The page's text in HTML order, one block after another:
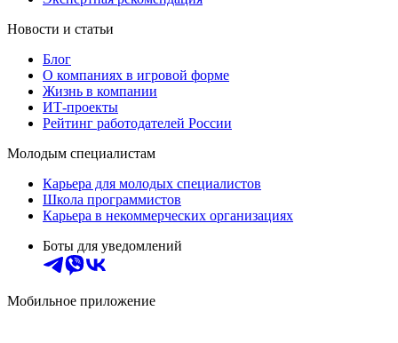
Новости и статьи
Блог
О компаниях в игровой форме
Жизнь в компании
ИТ-проекты
Рейтинг работодателей России
Молодым специалистам
Карьера для молодых специалистов
Школа программистов
Карьера в некоммерческих организациях
Боты для уведомлений
Мобильное приложение